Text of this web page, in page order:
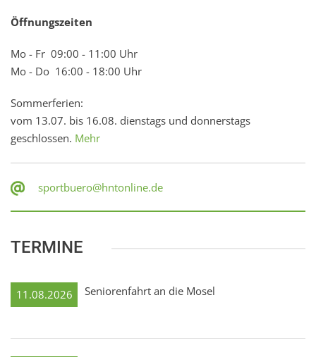
Öffnungszeiten
Mo - Fr 09:00 - 11:00 Uhr
Mo - Do 16:00 - 18:00 Uhr
Sommerferien:
vom 13.07. bis 16.08. dienstags und donnerstags
geschlossen. Mehr
sportbuero@hntonline.de
TERMINE
11.08.2026 Seniorenfahrt an die Mosel